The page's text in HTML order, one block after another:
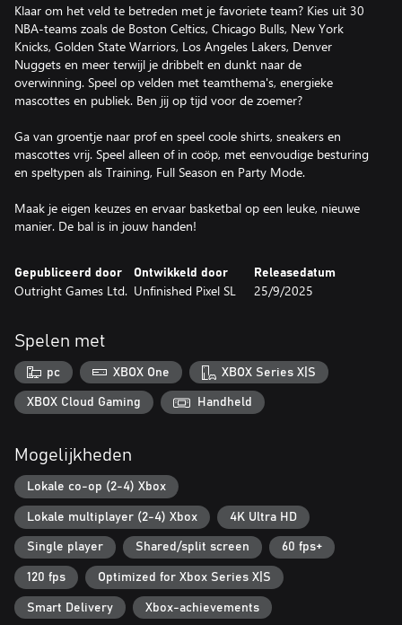
Klaar om het veld te betreden met je favoriete team? Kies uit 30
NBA-teams zoals de Boston Celtics, Chicago Bulls, New York
Knicks, Golden State Warriors, Los Angeles Lakers, Denver
Nuggets en meer terwijl je dribbelt en dunkt naar de
overwinning. Speel op velden met teamthema's, energieke
mascottes en publiek. Ben jij op tijd voor de zoemer?
Ga van groentje naar prof en speel coole shirts, sneakers en
mascottes vrij. Speel alleen of in coöp, met eenvoudige besturing
en speltypen als Training, Full Season en Party Mode.
Maak je eigen keuzes en ervaar basketbal op een leuke, nieuwe
manier. De bal is in jouw handen!
Gepubliceerd door
Outright Games Ltd.
Ontwikkeld door
Unfinished Pixel SL
Releasedatum
25/9/2025
Spelen met
pc XBOX One XBOX Series X|S
XBOX Cloud Gaming Handheld
Mogelijkheden
Lokale co-op (2-4) Xbox
Lokale multiplayer (2-4) Xbox 4K Ultra HD
Single player Shared/split screen 60 fps+
120 fps Optimized for Xbox Series X|S
Smart Delivery Xbox-achievements